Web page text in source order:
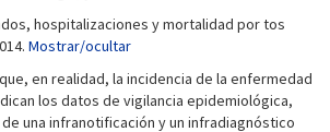
hospitalizaciones y mortalidad por tos
Mostrar/ocultar
en realidad, la incidencia de la enfermedad
los datos de vigilancia epidemiológica,
una infranotificación y un infradiagnóstico